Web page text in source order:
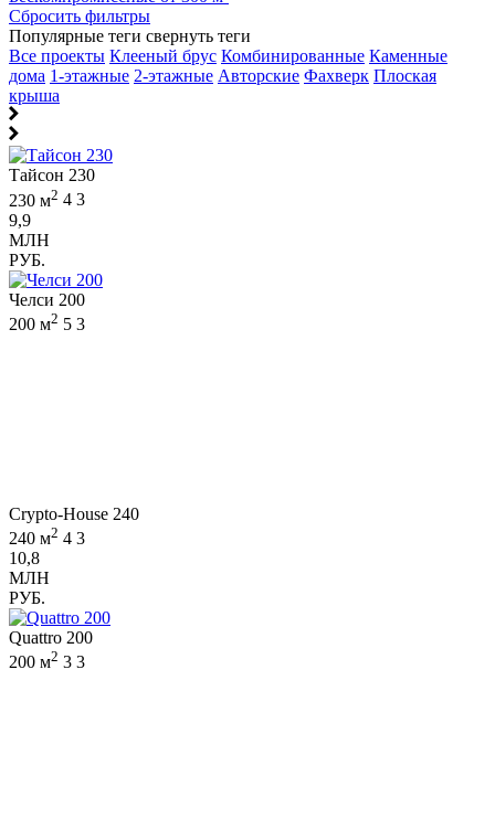
Сбросить фильтры
Популярные теги свернуть теги
Все проекты Клееный брус Комбинированные Каменные
дома 1-этажные 2-этажные Авторские Фахверк Плоская
крыша
Тайсон 230
230 м2 4 3
9,9
МЛН
РУБ.
Челси 200
200 м2 5 3
Crypto-House 240
240 м2 4 3
10,8
МЛН
РУБ.
Quattro 200
200 м2 3 3